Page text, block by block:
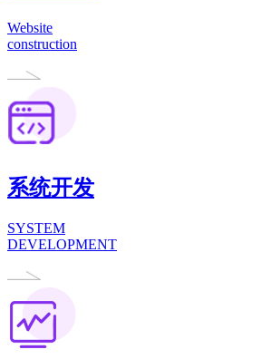
Website
construction
系统开发
SYSTEM
DEVELOPMENT